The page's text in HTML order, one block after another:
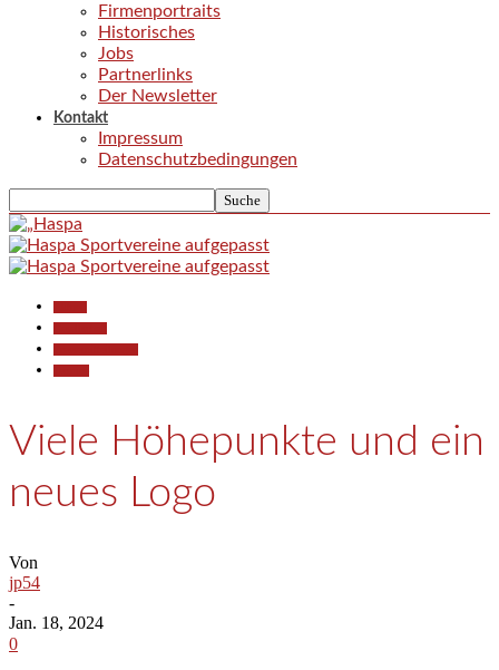
Firmenportraits
Historisches
Jobs
Partnerlinks
Der Newsletter
Kontakt
Impressum
Datenschutzbedingungen
Viele Höhepunkte und ein
neues Logo
Von
jp54
-
Jan. 18, 2024
0